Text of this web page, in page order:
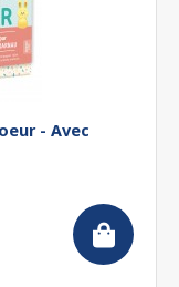
- Avec